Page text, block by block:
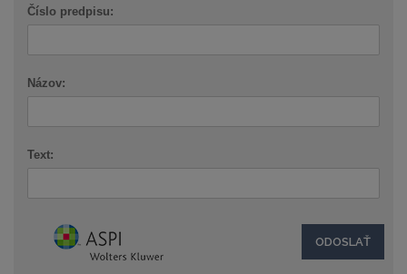
Číslo predpisu:
Názov:
Text: